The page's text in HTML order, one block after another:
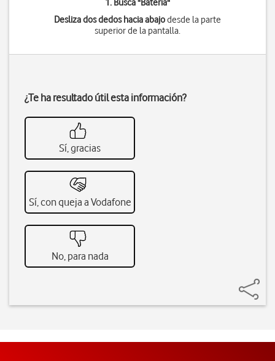
1. Busca "Batería"
Desliza dos dedos hacia abajodesde la parte
superior de la pantalla.
¿Te ha resultado útil esta información?
Sí, gracias
Sí, con queja a Vodafone
No, para nada